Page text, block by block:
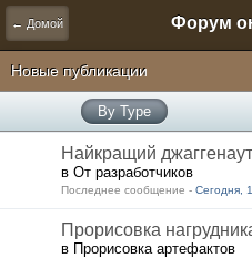
← Домой
Новые публикации
By Type
Найкращий
в От разработчиков
Последнее сообщение - Сегодня,
Прорисовка
в Прорисовка артефактов